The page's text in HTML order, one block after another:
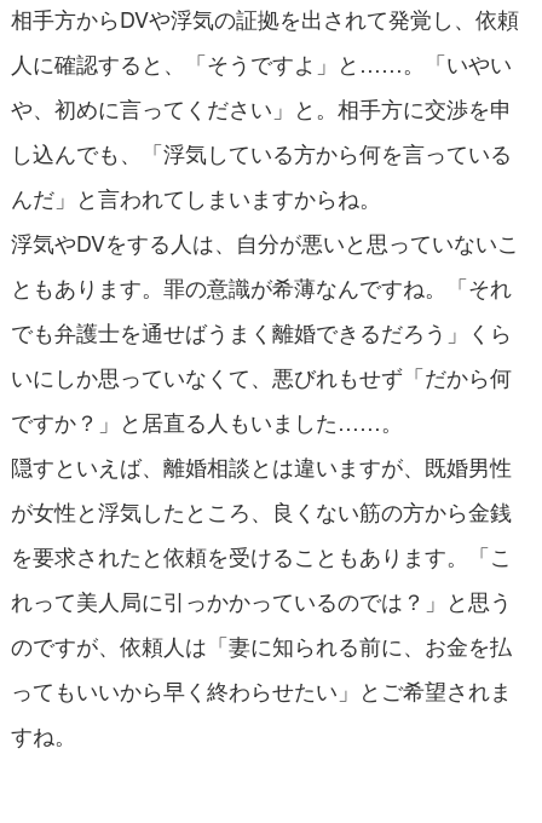
相手方からDVや浮気の証拠を出されて発覚し、依頼
人に確認すると、「そうですよ」と……。「いやい
や、初めに言ってください」と。相手方に交渉を申
し込んでも、「浮気している方から何を言っている
んだ」と言われてしまいますからね。
浮気やDVをする人は、自分が悪いと思っていないこ
ともあります。罪の意識が希薄なんですね。「それ
でも弁護士を通せばうまく離婚できるだろう」くら
いにしか思っていなくて、悪びれもせず「だから何
ですか？」と居直る人もいました……。
隠すといえば、離婚相談とは違いますが、既婚男性
が女性と浮気したところ、良くない筋の方から金銭
を要求されたと依頼を受けることもあります。「こ
れって美人局に引っかかっているのでは？」と思う
のですが、依頼人は「妻に知られる前に、お金を払
ってもいいから早く終わらせたい」とご希望されま
すね。